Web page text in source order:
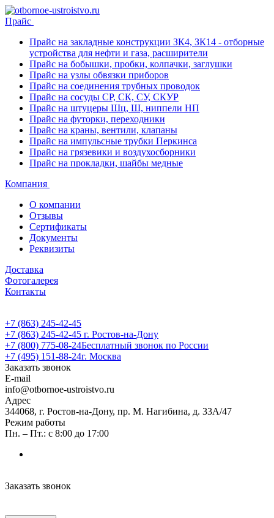
Прайс
Прайс на закладные конструкции ЗК4, ЗК14 - отборные
устройства для нефти и газа, расширители
Прайс на бобышки, пробки, колпачки, заглушки
Прайс на узлы обвязки приборов
Прайс на соединения трубных проводок
Прайс на сосуды СР, СК, СУ, СКУР
Прайс на штуцеры Шц, Ш, ниппели НП
Прайс на футорки, переходники
Прайс на краны, вентили, клапаны
Прайс на импульсные трубки Перкинса
Прайс на грязевики и воздухосборники
Прайс на прокладки, шайбы медные
Компания
О компании
Отзывы
Сертификаты
Документы
Реквизиты
Доставка
Фотогалерея
Контакты
+7 (863) 245-42-45
+7 (863) 245-42-45 г. Ростов-на-Дону
+7 (800) 775-08-24Бесплатный звонок по России
+7 (495) 151-88-24г. Москва
Заказать звонок
E-mail
info@otbornoe-ustroistvo.ru
Адрес
344068, г. Ростов-на-Дону, пр. М. Нагибина, д. 33А/47
Режим работы
Пн. – Пт.: с 8:00 до 17:00
Заказать звонок